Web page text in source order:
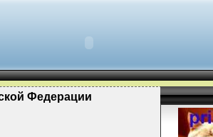
Федерации